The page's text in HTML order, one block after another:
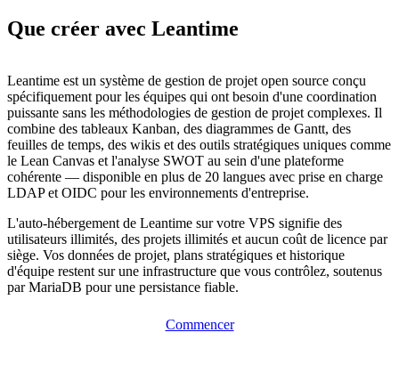
Que créer avec Leantime
Leantime est un système de gestion de projet open source conçu
spécifiquement pour les équipes qui ont besoin d'une coordination
puissante sans les méthodologies de gestion de projet complexes. Il
combine des tableaux Kanban, des diagrammes de Gantt, des
feuilles de temps, des wikis et des outils stratégiques uniques comme
le Lean Canvas et l'analyse SWOT au sein d'une plateforme
cohérente — disponible en plus de 20 langues avec prise en charge
LDAP et OIDC pour les environnements d'entreprise.
L'auto-hébergement de Leantime sur votre VPS signifie des
utilisateurs illimités, des projets illimités et aucun coût de licence par
siège. Vos données de projet, plans stratégiques et historique
d'équipe restent sur une infrastructure que vous contrôlez, soutenus
par MariaDB pour une persistance fiable.
Commencer